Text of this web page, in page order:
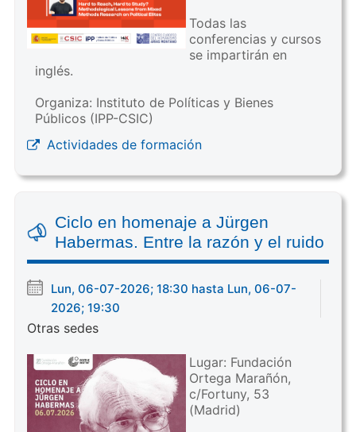
Todas las
conferencias y cursos
se impartirán en
inglés.
Organiza: Instituto de Políticas y Bienes
Públicos (IPP-CSIC)
Actividades de formación
Ciclo en homenaje a Jürgen
Habermas. Entre la razón y el ruido
Lun, 06-07-2026; 18:30 hasta Lun, 06-07-
2026; 19:30
Otras sedes
Lugar: Fundación
Ortega Marañón,
c/Fortuny, 53
(Madrid)